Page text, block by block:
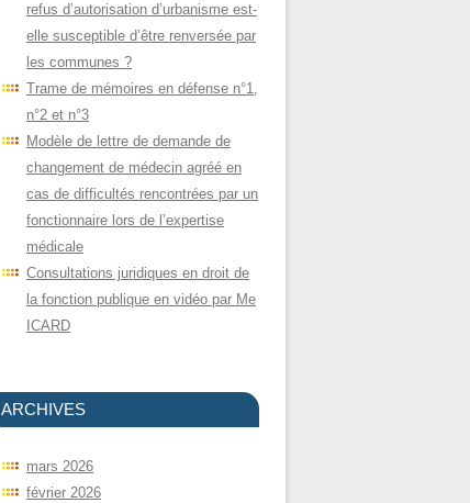
refus d’autorisation d’urbanisme est-
elle susceptible d’être renversée par
les communes ?
Trame de mémoires en défense n°1,
n°2 et n°3
Modèle de lettre de demande de
changement de médecin agréé en
cas de difficultés rencontrées par un
fonctionnaire lors de l’expertise
médicale
Consultations juridiques en droit de
la fonction publique en vidéo par Me
ICARD
ARCHIVES
mars 2026
février 2026